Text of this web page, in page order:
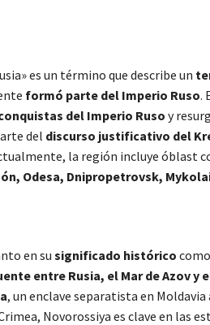
es un término que describe un
formó parte del Imperio Ruso.
del Imperio Ruso y
del discurso justificativo del
la región incluye óblast
Odesa, Dnipropetrovsk,
en su significado histórico
entre Rusia, el Mar de Azov y
, un enclave separatista en Moldavia
Novorossiya es clave en las